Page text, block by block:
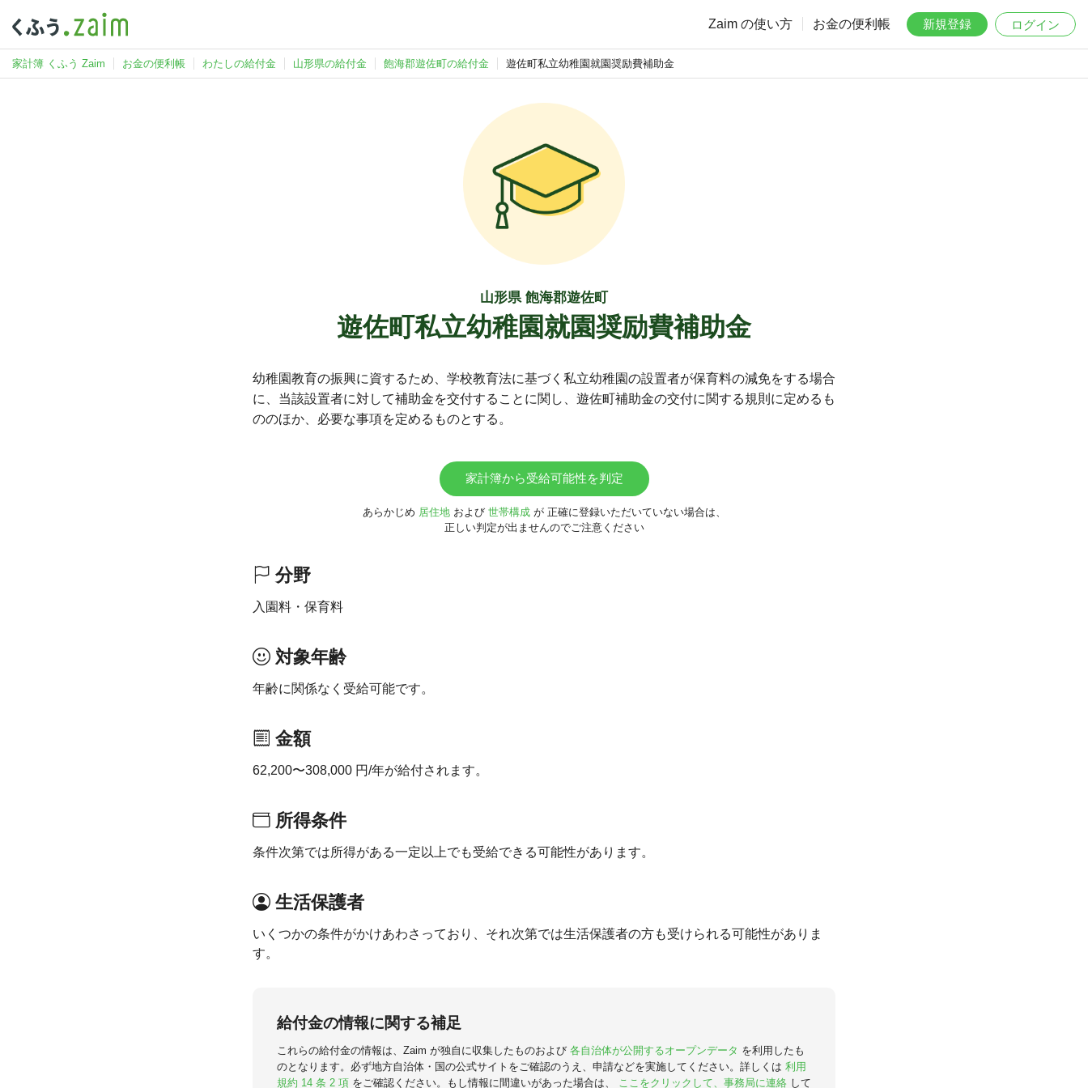
Zaim の使い方 お金の便利帳 新規登録 ログイン
家計簿 くふう Zaim お金の便利帳 わたしの給付金 山形県の給付金 飽海郡遊佐町の給付金 遊佐町私立幼稚園就園奨励費補助金
山形県 飽海郡遊佐町
遊佐町私立幼稚園就園奨励費補助金
幼稚園教育の振興に資するため、学校教育法に基づく私立幼稚園の設置者が保育料の減免をする場合
に、当該設置者に対して補助金を交付することに関し、遊佐町補助金の交付に関する規則に定めるも
ののほか、必要な事項を定めるものとする。
家計簿から受給可能性を判定
あらかじめ 居住地および 世帯構成が 正確に登録いただいていない場合は、
正しい判定が出ませんのでご注意ください
分野
入園料・保育料
対象年齢
年齢に関係なく受給可能です。
金額
62,200〜308,000 円/年が給付されます。
所得条件
条件次第では所得がある一定以上でも受給できる可能性があります。
生活保護者
いくつかの条件がかけあわさっており、それ次第では生活保護者の方も受けられる可能性がありま
す。
給付金の情報に関する補足
これらの給付金の情報は、Zaim が独自に収集したものおよび 各自治体が公開するオープンデータ を利用したも
のとなります。必ず地方自治体・国の公式サイトをご確認のうえ、申請などを実施してください。詳しくは 利用
規約 14 条 2 項 をご確認ください。もし情報に間違いがあった場合は、 ここをクリックして、事務局に連絡 して